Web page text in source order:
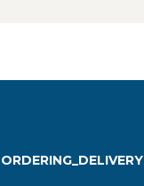
ORDERING_DELIVERY